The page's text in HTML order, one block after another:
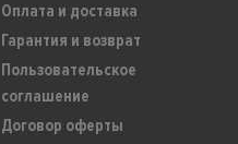
Оплата и доставка
Гарантия и возврат
Пользовательское
соглашение
Договор оферты